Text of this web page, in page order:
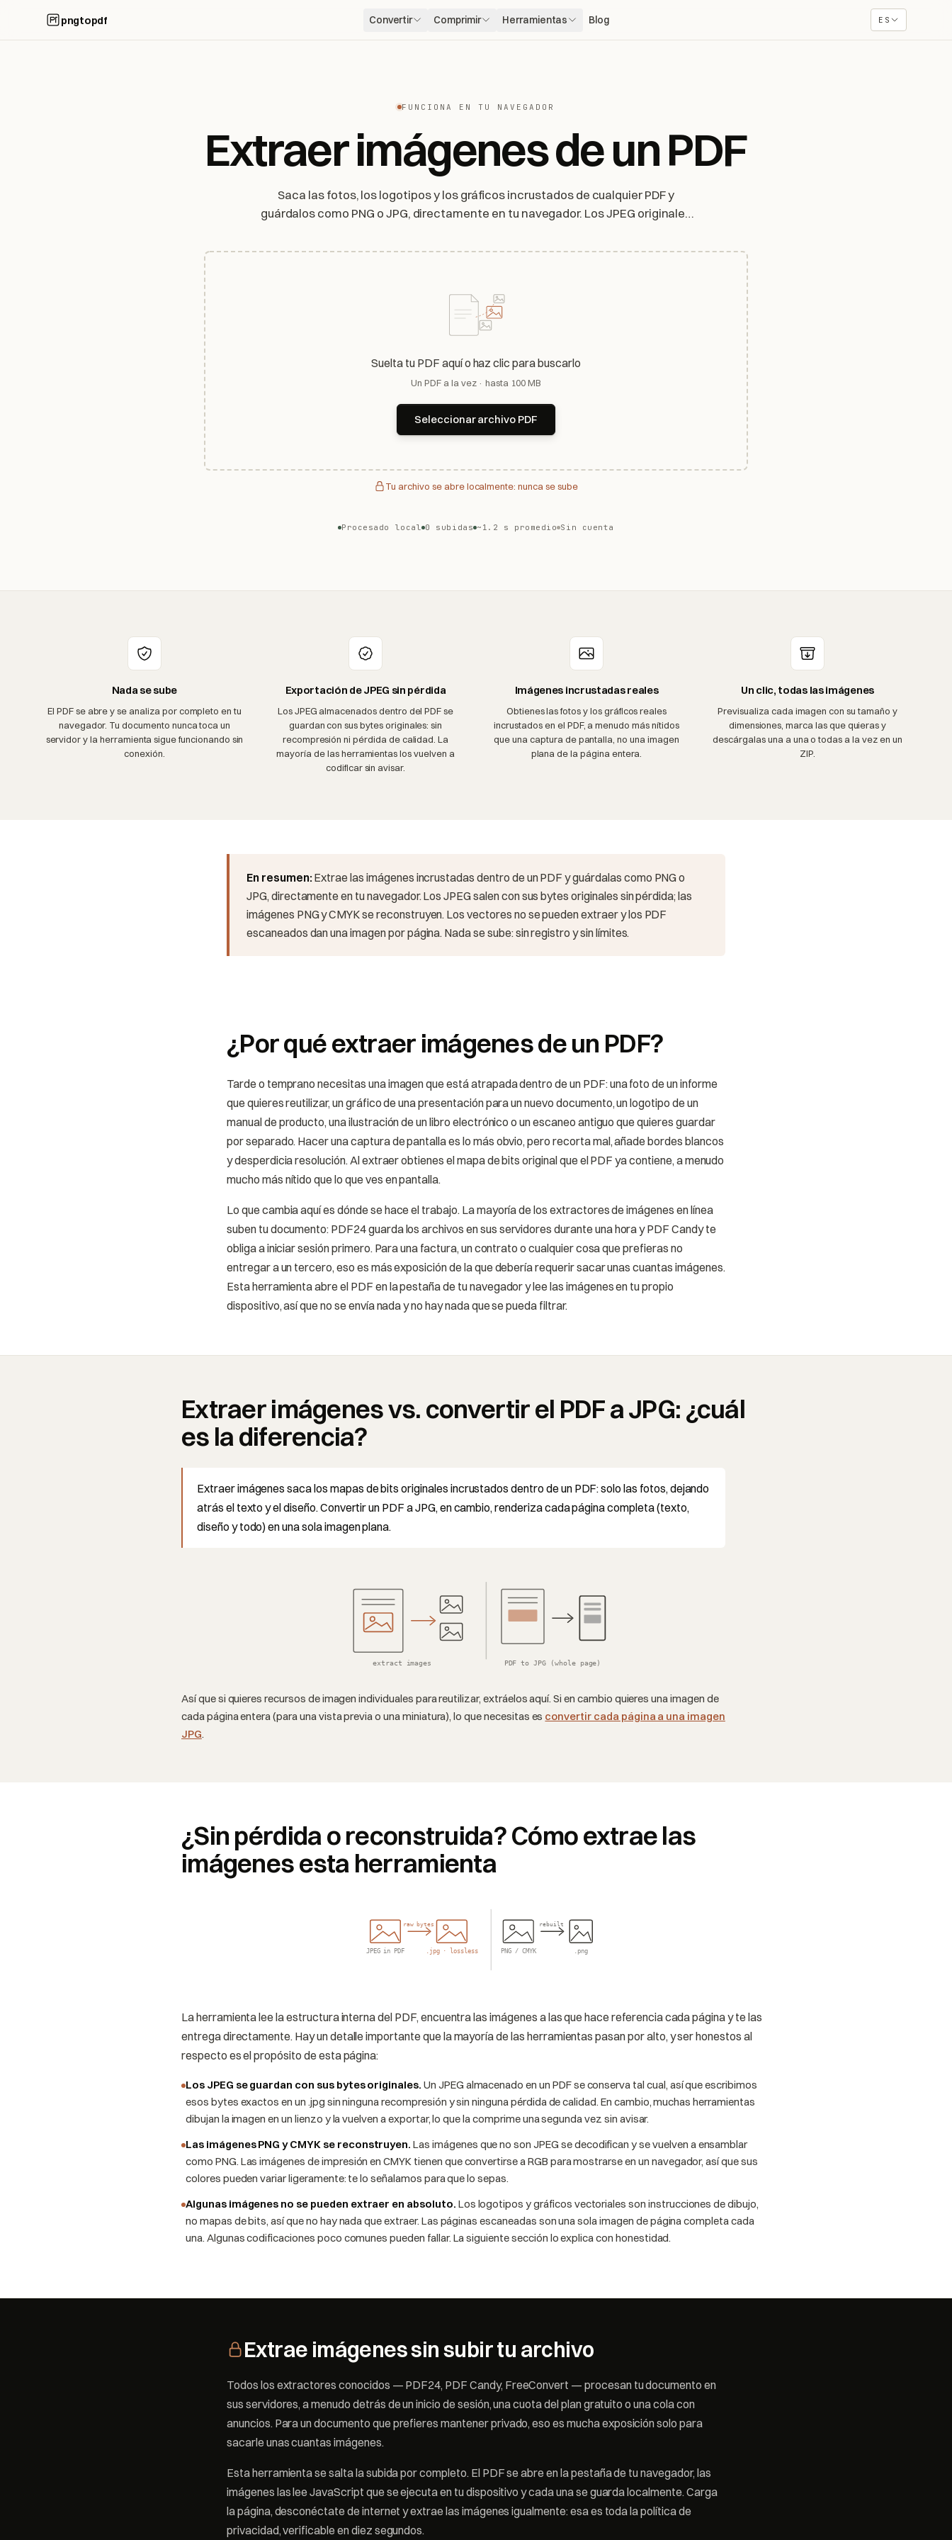
pngtopdf Convertir Comprimir Herramientas Blog ES
FUNCIONA EN TU NAVEGADOR
Extraer imágenes de un PDF
Saca las fotos, los logotipos y los gráficos incrustados de cualquier PDF y
guárdalos como PNG o JPG, directamente en tu navegador. Los JPEG originales
Suelta tu PDF aquí o haz clic para buscarlo
Un PDF a la vez · hasta 100 MB
Seleccionar archivo PDF
Tu archivo se abre localmente: nunca se sube
Procesado local 0 subidas ~1.2 s promedio Sin cuenta
Nada se sube
El PDF se abre y se analiza por completo en tu
navegador. Tu documento nunca toca un
servidor y la herramienta sigue funcionando sin
conexión.
Exportación de JPEG sin pérdida
Los JPEG almacenados dentro del PDF se
guardan con sus bytes originales: sin
recompresión ni pérdida de calidad. La
mayoría de las herramientas los vuelven a
codificar sin avisar.
Imágenes incrustadas reales
Obtienes las fotos y los gráficos reales
incrustados en el PDF, a menudo más nítidos
que una captura de pantalla, no una imagen
plana de la página entera.
Un clic, todas las imágenes
Previsualiza cada imagen con su tamaño y
dimensiones, marca las que quieras y
descárgalas una a una o todas a la vez en un
ZIP.
En resumen:Extrae las imágenes incrustadas dentro de un PDF y guárdalas como PNG o
JPG, directamente en tu navegador. Los JPEG salen con sus bytes originales sin pérdida; las
imágenes PNG y CMYK se reconstruyen. Los vectores no se pueden extraer y los PDF
escaneados dan una imagen por página. Nada se sube: sin registro y sin límites.
¿Por qué extraer imágenes de un PDF?
Tarde o temprano necesitas una imagen que está atrapada dentro de un PDF: una foto de un informe
que quieres reutilizar, un gráfico de una presentación para un nuevo documento, un logotipo de un
manual de producto, una ilustración de un libro electrónico o un escaneo antiguo que quieres guardar
por separado. Hacer una captura de pantalla es lo más obvio, pero recorta mal, añade bordes blancos
y desperdicia resolución. Al extraer obtienes el mapa de bits original que el PDF ya contiene, a menudo
mucho más nítido que lo que ves en pantalla.
Lo que cambia aquí es dónde se hace el trabajo. La mayoría de los extractores de imágenes en línea
suben tu documento: PDF24 guarda los archivos en sus servidores durante una hora y PDF Candy te
obliga a iniciar sesión primero. Para una factura, un contrato o cualquier cosa que prefieras no
entregar a un tercero, eso es más exposición de la que debería requerir sacar unas cuantas imágenes.
Esta herramienta abre el PDF en la pestaña de tu navegador y lee las imágenes en tu propio
dispositivo, así que no se envía nada y no hay nada que se pueda filtrar.
Extraer imágenes vs. convertir el PDF a JPG: ¿cuál
es la diferencia?
Extraer imágenes saca los mapas de bits originales incrustados dentro de un PDF: solo las fotos, dejando
atrás el texto y el diseño. Convertir un PDF a JPG, en cambio, renderiza cada página completa (texto,
diseño y todo) en una sola imagen plana.
extract images PDF to JPG (whole page)
Así que si quieres recursos de imagen individuales para reutilizar, extráelos aquí. Si en cambio quieres una imagen de
cada página entera (para una vista previa o una miniatura), lo que necesitas es convertir cada página a una imagen
JPG.
¿Sin pérdida o reconstruida? Cómo extrae las
imágenes esta herramienta
JPEG in PDF
raw bytes
.jpg · lossless PNG / CMYK
rebuilt
.png
La herramienta lee la estructura interna del PDF, encuentra las imágenes a las que hace referencia cada página y te las
entrega directamente. Hay un detalle importante que la mayoría de las herramientas pasan por alto, y ser honestos al
respecto es el propósito de esta página:
Los JPEG se guardan con sus bytes originales. Un JPEG almacenado en un PDF se conserva tal cual, así que escribimos
esos bytes exactos en un .jpg sin ninguna recompresión y sin ninguna pérdida de calidad. En cambio, muchas herramientas
dibujan la imagen en un lienzo y la vuelven a exportar, lo que la comprime una segunda vez sin avisar.
Las imágenes PNG y CMYK se reconstruyen. Las imágenes que no son JPEG se decodifican y se vuelven a ensamblar
como PNG. Las imágenes de impresión en CMYK tienen que convertirse a RGB para mostrarse en un navegador, así que sus
colores pueden variar ligeramente: te lo señalamos para que lo sepas.
Algunas imágenes no se pueden extraer en absoluto. Los logotipos y gráficos vectoriales son instrucciones de dibujo,
no mapas de bits, así que no hay nada que extraer. Las páginas escaneadas son una sola imagen de página completa cada
una. Algunas codificaciones poco comunes pueden fallar. La siguiente sección lo explica con honestidad.
Extrae imágenes sin subir tu archivo
Todos los extractores conocidos — PDF24, PDF Candy, FreeConvert — procesan tu documento en
sus servidores, a menudo detrás de un inicio de sesión, una cuota del plan gratuito o una cola con
anuncios. Para un documento que prefieres mantener privado, eso es mucha exposición solo para
sacarle unas cuantas imágenes.
Esta herramienta se salta la subida por completo. El PDF se abre en la pestaña de tu navegador, las
imágenes las lee JavaScript que se ejecuta en tu dispositivo y cada una se guarda localmente. Carga
la página, desconéctate de internet y extrae las imágenes igualmente: esa es toda la política de
privacidad, verificable en diez segundos.